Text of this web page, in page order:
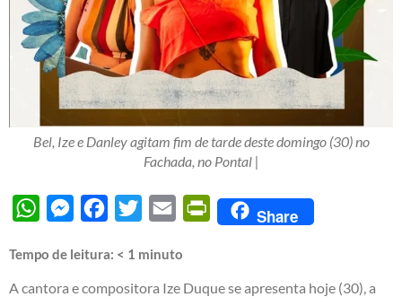
Bel, Ize e Danley agitam fim de tarde deste domingo (30) no
Fachada, no Pontal |
WhatsAppMessengerFacebook
Twitter Email PrintFriendly
Share
Tempo de leitura: < 1 minuto
A cantora e compositora Ize Duque se apresenta hoje (30), a